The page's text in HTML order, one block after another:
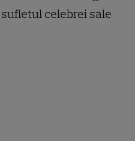
celebrei sale